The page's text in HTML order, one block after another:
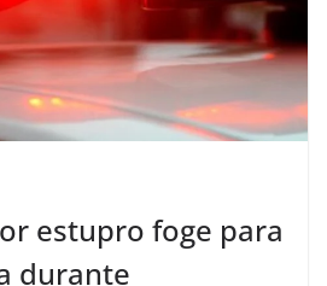
estupro foge para
durante